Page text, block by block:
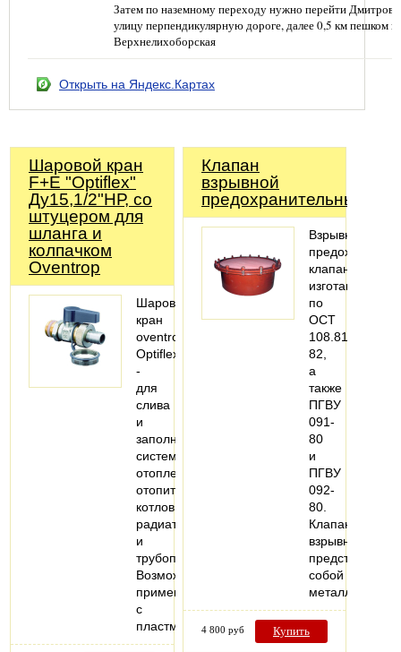
Затем по наземному переходу нужно перейти
улицу перпендикулярную дороге, далее 0,5 км пешком
Верхнелихоборская
Открыть на Яндекс.Картах
Шаровой кран
F+E "Optiflex"
Ду15,1/2"НР, со
штуцером для
шланга и
колпачком
Оventrop
Шаровой
кран
oventrop
Optiflex
-
для
слива
и
заполнения
систем
отопления,
отопительных
котлов,
радиаторов
и
трубопроводов.
Возможно
применение
с
пластмассовыми…
Клапан
взрывной
предохранительный
Взрывной
клапан
по
ОСТ
108.812.03-
82,
а
также
ПГВУ
091-
80
и
ПГВУ
092-
80.
Клапан
взрывной
представляет
собой
4 800 руб Купить